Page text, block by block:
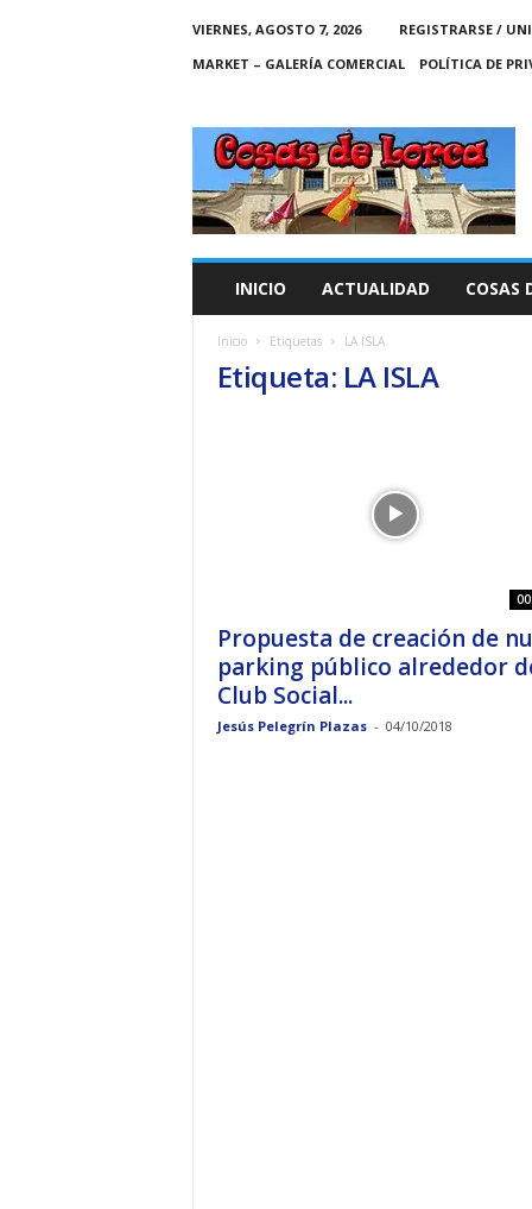
VIERNES, AGOSTO 7, 2026
REGISTRARSE /
MARKET – GALERÍA COMERCIAL
POLÍTICA DE
C
A
S
INICIO ACTUALIDAD COSAS
Inicio Etiquetas LA ISLA
Etiqueta: LA ISLA
Propuesta de creación de
parking público alrededor
Club Social...
Jesús Pelegrín Plazas - 04/10/2018